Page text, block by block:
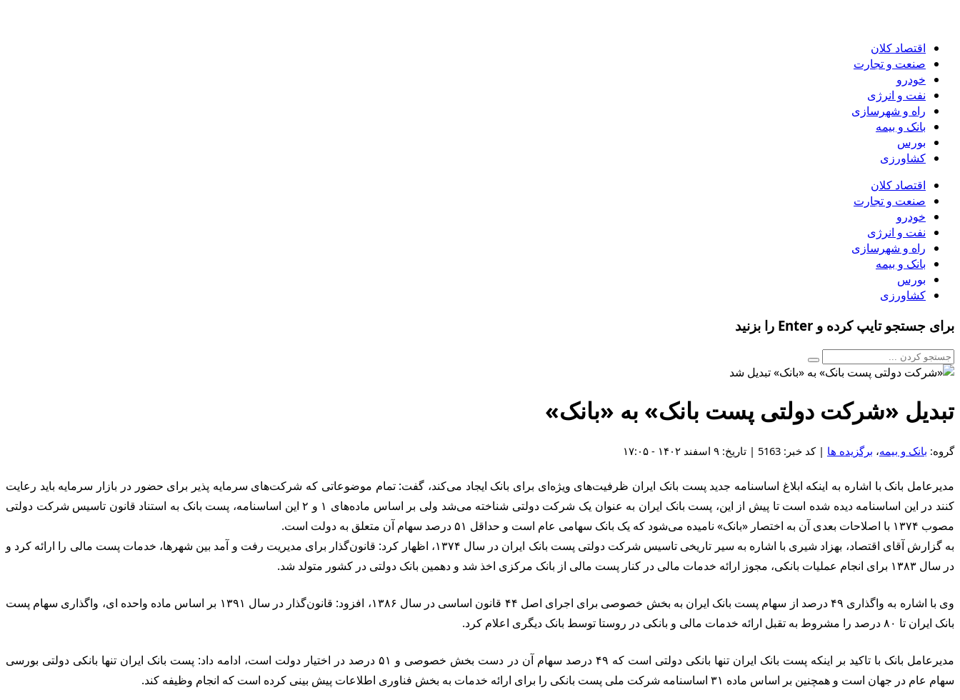
اقتصاد کلان
صنعت و تجارت
خودرو
نفت و انرژی
راه و شهرسازی
بانک و بیمه
بورس
کشاورزی
اقتصاد کلان
صنعت و تجارت
خودرو
نفت و انرژی
راه و شهرسازی
بانک و بیمه
بورس
کشاورزی
برای جستجو تایپ کرده و Enter را بزنید
تبدیل «شرکت دولتی پست بانک» به «بانک»
گروه: بانک و بیمه، برگزیده ها | کد خبر: 5163 | تاریخ: ۹ اسفند ۱۴۰۲ - ۱۷:۰۵
مدیرعامل بانک با اشاره به اینکه ابلاغ اساسنامه جدید پست بانک ایران ظرفیت‌های ویژه‌ای برای بانک ایجاد می‌کند، گفت: تمام موضوعاتی که شرکت‌های سرمایه پذیر برای حضور در بازار سرمایه باید رعایت
کنند در این اساسنامه دیده شده است تا پیش از این، پست بانک ایران به عنوان یک شرکت دولتی شناخته می‌شد ولی بر اساس ماده‌های ۱ و ۲ این اساسنامه، پست بانک به استناد قانون تاسیس شرکت دولتی
مصوب ۱۳۷۴ با اصلاحات بعدی آن به اختصار «بانک» نامیده می‌شود که یک بانک سهامی عام است و حداقل ۵۱ درصد سهام آن متعلق به دولت است.
به گزارش آقای اقتصاد، بهزاد شیری با اشاره به سیر تاریخی تاسیس شرکت دولتی پست بانک ایران در سال ۱۳۷۴، اظهار کرد: قانون‌گذار برای مدیریت رفت و آمد بین شهرها، خدمات پست مالی را ارائه کرد و
در سال ۱۳۸۳ برای انجام عملیات بانکی، مجوز ارائه خدمات مالی در کنار پست مالی از بانک مرکزی اخذ شد و دهمین بانک دولتی در کشور متولد شد.
وی با اشاره به واگذاری ۴۹ درصد از سهام پست بانک ایران به بخش خصوصی برای اجرای اصل ۴۴ قانون اساسی در سال ۱۳۸۶، افزود: قانون‌گذار در سال ۱۳۹۱ بر اساس ماده واحده ای، واگذاری سهام پست
بانک ایران تا ۸۰ درصد را مشروط به تقبل ارائه خدمات مالی و بانکی در روستا توسط بانک دیگری اعلام کرد.
مدیرعامل بانک با تاکید بر اینکه پست بانک ایران تنها بانکی دولتی است که ۴۹ درصد سهام آن در دست بخش خصوصی و ۵۱ درصد در اختیار دولت است، ادامه داد: پست بانک ایران تنها بانکی دولتی بورسی
سهام عام در جهان است و همچنین بر اساس ماده ۳۱ اساسنامه شرکت ملی پست بانکی را برای ارائه خدمات به بخش فناوری اطلاعات پیش بینی کرده است که انجام وظیفه کند.